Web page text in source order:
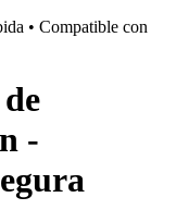
• Compatible con
-